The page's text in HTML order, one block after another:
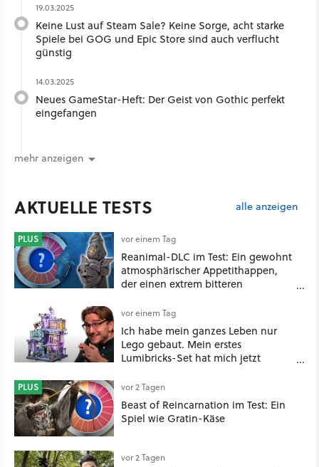
19.03.2025
Keine Lust auf Steam Sale? Keine Sorge, acht starke
Spiele bei GOG und Epic Store sind auch verflucht
günstig
14.03.2025
Neues GameStar-Heft: Der Geist von Gothic perfekt
eingefangen
mehr anzeigen
AKTUELLE TESTS alle anzeigen
PLUS vor einem Tag
Reanimal-DLC im Test: Ein gewohnt
atmosphärischer Appetithappen,
der einen extrem bitteren
vor einem Tag
Ich habe mein ganzes Leben nur
Lego gebaut. Mein erstes
Lumibricks-Set hat mich jetzt
Stack im Test
PLUS vor 2 Tagen
Beast of Reincarnation im Test: Ein
Spiel wie Gratin-Käse
vor 2 Tagen